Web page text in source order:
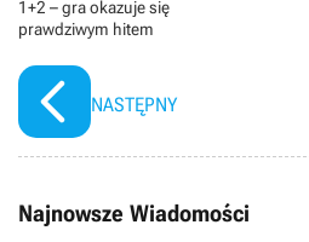
1+2 – gra okazuje się
prawdziwym hitem
NASTĘPNY
Najnowsze Wiadomości